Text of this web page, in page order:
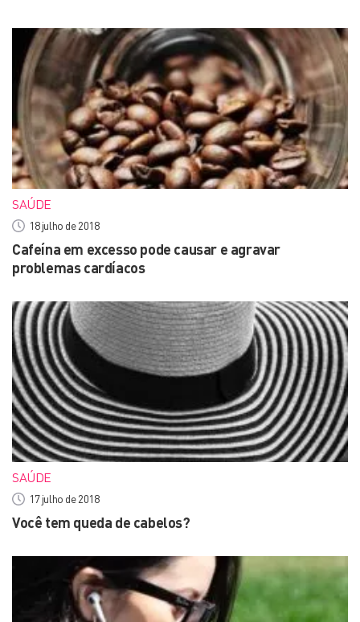
SAÚDE
18 julho de 2018
Cafeína em excesso pode causar e agravar
problemas cardíacos
SAÚDE
17 julho de 2018
Você tem queda de cabelos?